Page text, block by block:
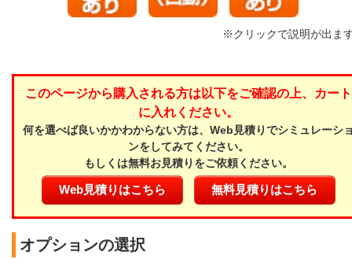
※クリックで説明が出ま
このページから購入される方は以下をご確認の上、カート
に入れください。
何を選べば良いかかわからない方は、Web見積りでシミュレーシ
ンをしてみてください。
もしくは無料お見積りをご依頼ください。
Web見積りはこちら 無料見積りはこちら
オプションの選択